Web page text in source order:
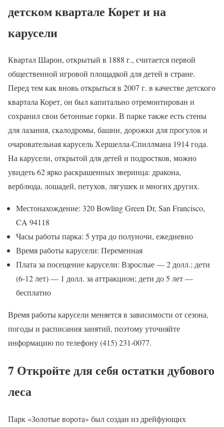
детском квартале Корет и на
карусели
Квартал Шарон, открытый в 1888 г., считается первой
общественной игровой площадкой для детей в стране.
Перед тем как вновь открыться в 2007 г. в качестве детского
квартала Корет, он был капитально отремонтирован и
сохранил свои бетонные горки. В парке также есть стены
для лазания, скалодромы, башни, дорожки для прогулок и
очаровательная карусель Хершелла-Спиллмана 1914 года.
На карусели, открытой для детей и подростков, можно
увидеть 62 ярко раскрашенных зверинца: дракона,
верблюда, лошадей, петухов, лягушек и многих других.
Местонахождение: 320 Bowling Green Dr, San Francisco,
CA 94118
Часы работы парка: 5 утра до полуночи, ежедневно
Время работы карусели: Переменная
Плата за посещение карусели: Взрослые — 2 долл.; дети
(6-12 лет) — 1 долл. за аттракцион; дети до 5 лет —
бесплатно
Время работы карусели меняется в зависимости от сезона,
погоды и расписания занятий, поэтому уточняйте
информацию по телефону (415) 231-0077.
7 Откройте для себя остатки дубового
леса
Парк «Золотые ворота» был создан из дрейфующих